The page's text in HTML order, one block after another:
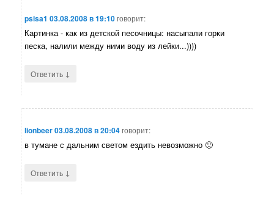
psisa1 03.08.2008 в 19:10говорит:
Картинка - как из детской песочницы: насыпали горки
песка, налили между ними воду из лейки...))))
Ответить ↓
lionbeer03.08.2008 в 20:04говорит:
в тумане с дальним светом ездить невозможно 🙂
Ответить ↓